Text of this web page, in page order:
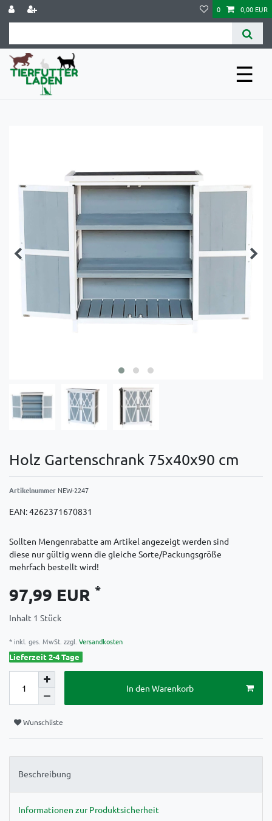
0 0,00 EUR
☰
Holz Gartenschrank 75x40x90 cm
Artikelnummer NEW-2247
EAN:4262371670831
Sollten Mengenrabatte am Artikel angezeigt werden sind
diese nur gültig wenn die gleiche Sorte/Packungsgröße
mehrfach bestellt wird!
97,99 EUR *
Inhalt 1 Stück
* inkl. ges. MwSt. zzgl. Versandkosten
Lieferzeit 2-4 Tage
In den Warenkorb
Wunschliste
Beschreibung
Informationen zur Produktsicherheit